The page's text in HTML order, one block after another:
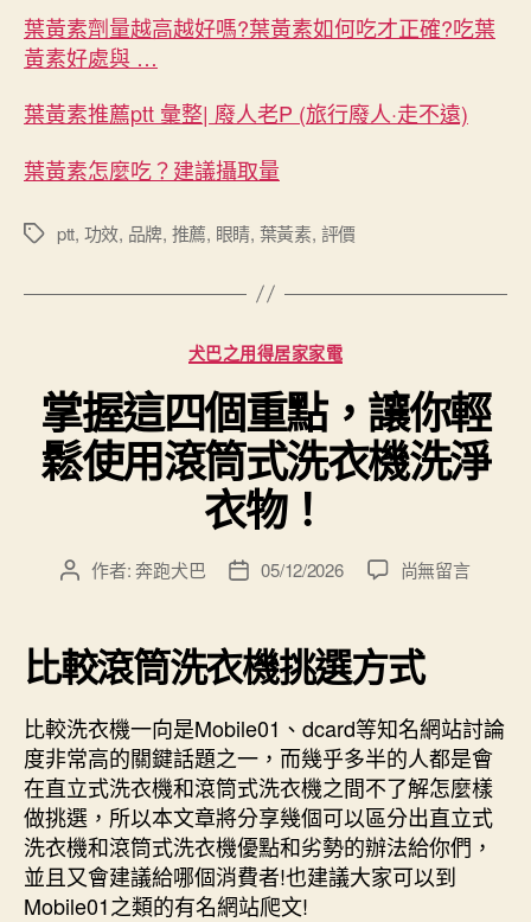
葉黃素劑量越高越好嗎?葉黃素如何吃才正確?吃葉
黃素好處與 …
葉黃素推薦ptt 彙整| 廢人老P (旅行廢人·走不遠)
葉黃素怎麼吃？建議攝取量
標
ptt, 功效, 品牌, 推薦, 眼睛, 葉黃素, 評價
分
類
犬巴之用得居家家電
掌握這四個重點，讓你輕
鬆使用滾筒式洗衣機洗淨
衣物！
文
者
作者:奔跑犬巴
文
佈
日
05/12/2026
在
這
四
重
點，
讓
你
輕
鬆
使
尚無留言
比較滾筒洗衣機挑選方式
比較洗衣機一向是Mobile01、dcard等知名網站討論
度非常高的關鍵話題之一，而幾乎多半的人都是會
在直立式洗衣機和滾筒式洗衣機之間不了解怎麼樣
做挑選，所以本文章將分享幾個可以區分出直立式
洗衣機和滾筒式洗衣機優點和劣勢的辦法給你們，
並且又會建議給哪個消費者!也建議大家可以到
Mobile01之類的有名網站爬文!